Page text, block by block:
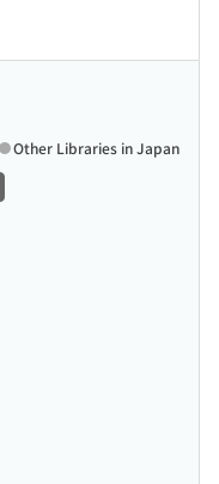
Other Libraries in Japan